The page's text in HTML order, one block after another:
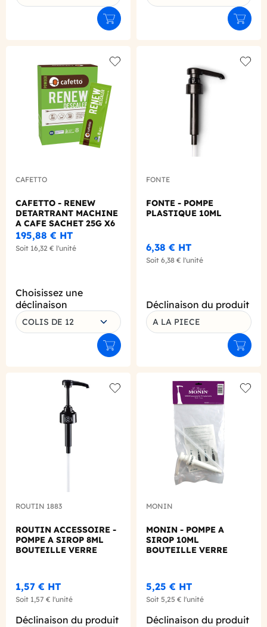
Ajouter au panier
CAFETTO
CAFETTO - RENEW
DETARTRANT MACHINE
A CAFE SACHET 25G X6
195,88 € HT
Soit 16,32 € l'unité
Choisissez une
déclinaison
COLIS DE 12
Ajouter au panier
FONTE
FONTE - POMPE
PLASTIQUE 10ML
6,38 € HT
Soit 6,38 € l'unité
Déclinaison du produit
A LA PIECE
Add to wishlist
ROUTIN 1883
ROUTIN ACCESSOIRE -
POMPE A SIROP 8ML
BOUTEILLE VERRE
1,57 € HT
Soit 1,57 € l'unité
Déclinaison du produit
MONIN
MONIN - POMPE A
SIROP 10ML
BOUTEILLE VERRE
5,25 € HT
Soit 5,25 € l'unité
Déclinaison du produit